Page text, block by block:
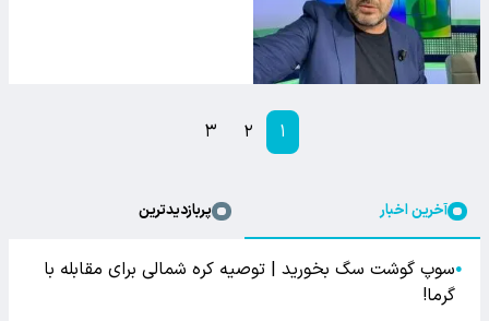
۱ ۲ ۳
آخرین اخبار پربازدیدترین
●سوپ گوشت سگ بخورید | توصیه کره شمالی برای مقابله با
گرما!